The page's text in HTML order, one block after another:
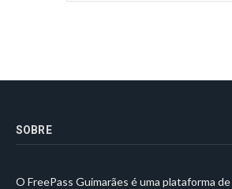
SOBRE
O FreePass Guimarães é uma plataforma